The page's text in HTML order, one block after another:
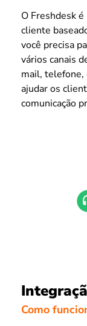
O Freshdesk
cliente
você precisa
vários canais
mail, telefone,
ajudar os
comunicação
Como